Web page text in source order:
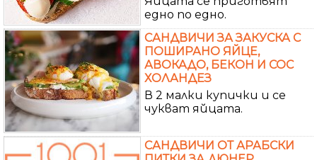
едно по едно.
САНДВИЧИ ЗА ЗАКУСКА С
ПОШИРАНО ЯЙЦЕ,
АВОКАДО, БЕКОН И СОС
ХОЛАНДЕЗ
В 2 малки купички и се
чукват яйцата.
САНДВИЧИ ОТ АРАБСКИ